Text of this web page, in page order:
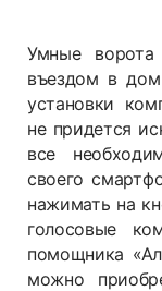
Умные ворота
въездом в
установки
не придется
все
своего
нажимать на
голосовые
помощника
можно